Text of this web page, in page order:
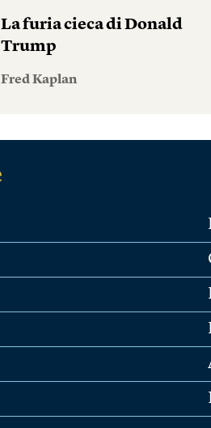
La furia cieca di Donald
Trump
Fred Kaplan